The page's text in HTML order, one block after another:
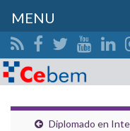
Search for:
Diplomado en
MENU